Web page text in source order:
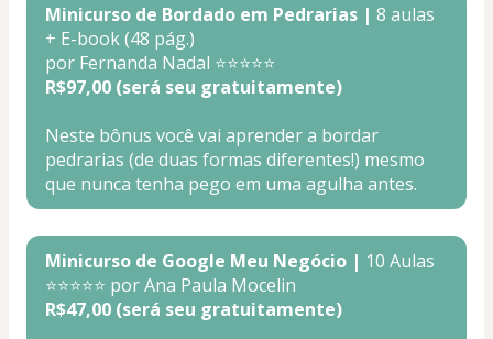
Minicurso de Bordado em Pedrarias | 8 aulas
+ E-book (48 pág.)
por Fernanda Nadal ⭐⭐⭐⭐⭐
R$97,00 (será seu gratuitamente)
Neste bônus você vai aprender a bordar
pedrarias (de duas formas diferentes!) mesmo
que nunca tenha pego em uma agulha antes.
Minicurso de Google Meu Negócio | 10 Aulas
⭐⭐⭐⭐⭐ por Ana Paula Mocelin
R$47,00 (será seu gratuitamente)